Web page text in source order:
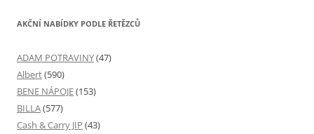
AKČNÍ NABÍDKY PODLE ŘETĚZCŮ
ADAM POTRAVINY(47)
Albert(590)
BENE NÁPOJE(153)
BILLA(577)
Cash & Carry JIP (43)